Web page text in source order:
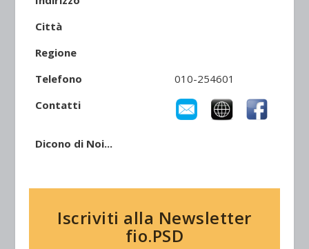
Città
Regione
Telefono
010-254601
Contatti
Dicono di Noi...
Iscriviti alla Newsletter
fio.PSD